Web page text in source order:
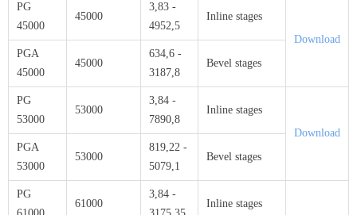
PG
45000
45000
3,83 -
4952,5
Inline stages
Download
PGA
45000
45000
634,6 -
3187,8
Bevel stages
PG
53000
53000
3,84 -
7890,8
Inline stages
Download
PGA
53000
53000
819,22 -
5079,1
Bevel stages
PG
61000
3,84 -
Inline stages